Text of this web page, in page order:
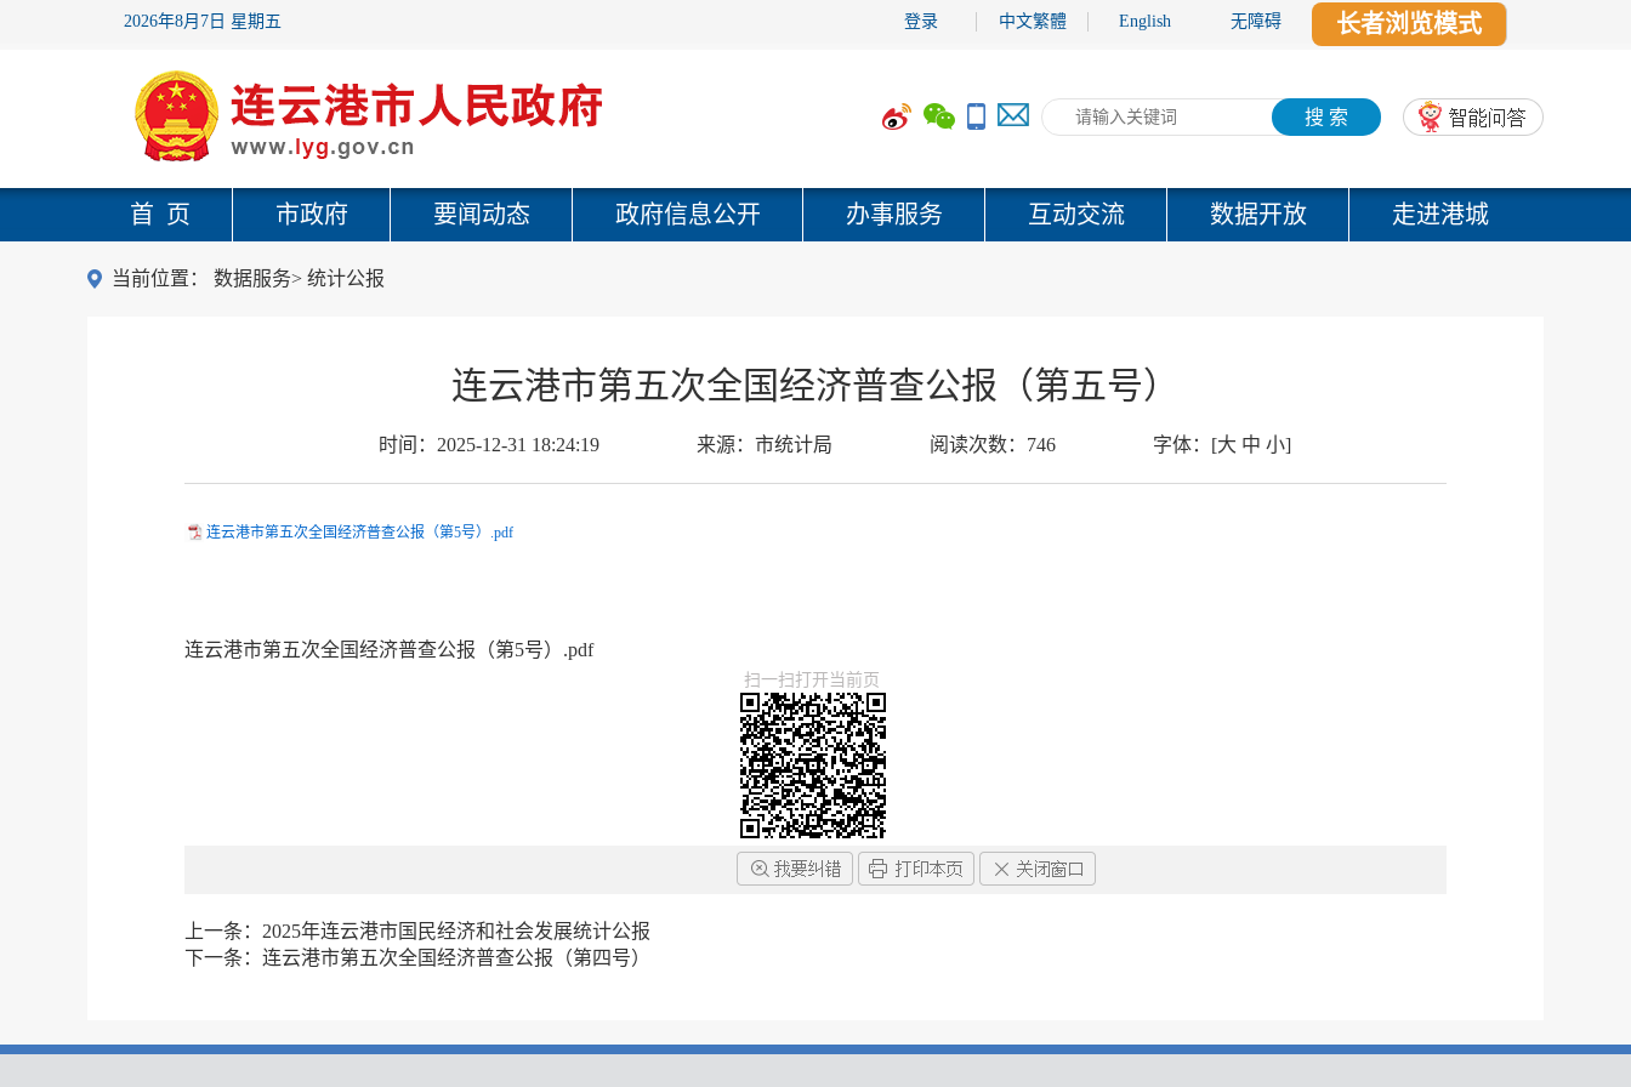
2026年8月7日 星期五 登录 中文繁體 English 无障碍 长者浏览模式
搜 索
首 页 市政府 要闻动态 政府信息公开 办事服务 互动交流 数据开放 走进港城
当前位置： 数据服务> 统计公报
连云港市第五次全国经济普查公报（第五号）
时间： 2025-12-31 18:24:19 来源： 市统计局 阅读次数： 746 字体： [大 中 小]
连云港市第五次全国经济普查公报（第5号）.pdf
连云港市第五次全国经济普查公报（第5号）.pdf
扫一扫打开当前页
上一条： 2025年连云港市国民经济和社会发展统计公报
下一条： 连云港市第五次全国经济普查公报（第四号）